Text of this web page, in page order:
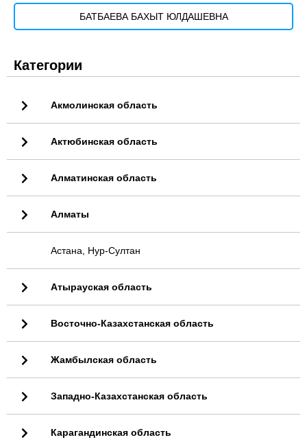
БАТБАЕВА БАХЫТ ЮЛДАШЕВНА
Категории
Акмолинская область
Актюбинская область
Алматинская область
Алматы
Астана, Нур-Султан
Атырауская область
Восточно-Казахстанская область
Жамбылская область
Западно-Казахстанская область
Карагандинская область